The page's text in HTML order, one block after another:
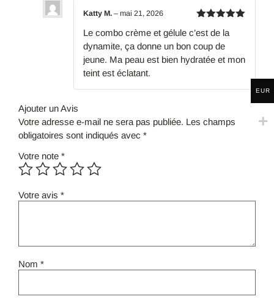
sur 5
Katty M. – mai 21, 2026
Le combo crème et gélule c’est de la
dynamite, ça donne un bon coup de
jeune. Ma peau est bien hydratée et mon
teint est éclatant.
Ajouter un Avis
Votre adresse e-mail ne sera pas publiée. Les champs
obligatoires sont indiqués avec *
Votre note *
Votre avis *
Nom *
EUR